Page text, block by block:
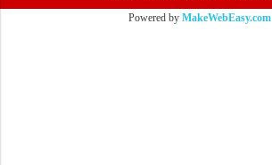
Powered by MakeWebEasy.com